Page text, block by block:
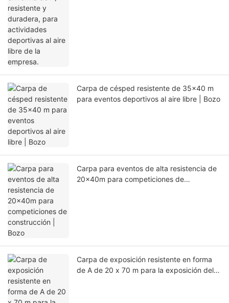
Carpa de césped resistente de 35x40 m
para eventos deportivos al aire libre | Bozo
Carpa para eventos de alta resistencia de
20x40m para competiciones de
Carpa de exposición resistente en forma
de A de 20 x 70 m para la exposición del